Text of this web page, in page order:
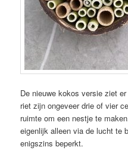
De nieuwe kokos versie ziet
riet zijn ongeveer drie of vier
ruimte om een nestje te
eigenlijk alleen via de lucht te
enigszins beperkt.